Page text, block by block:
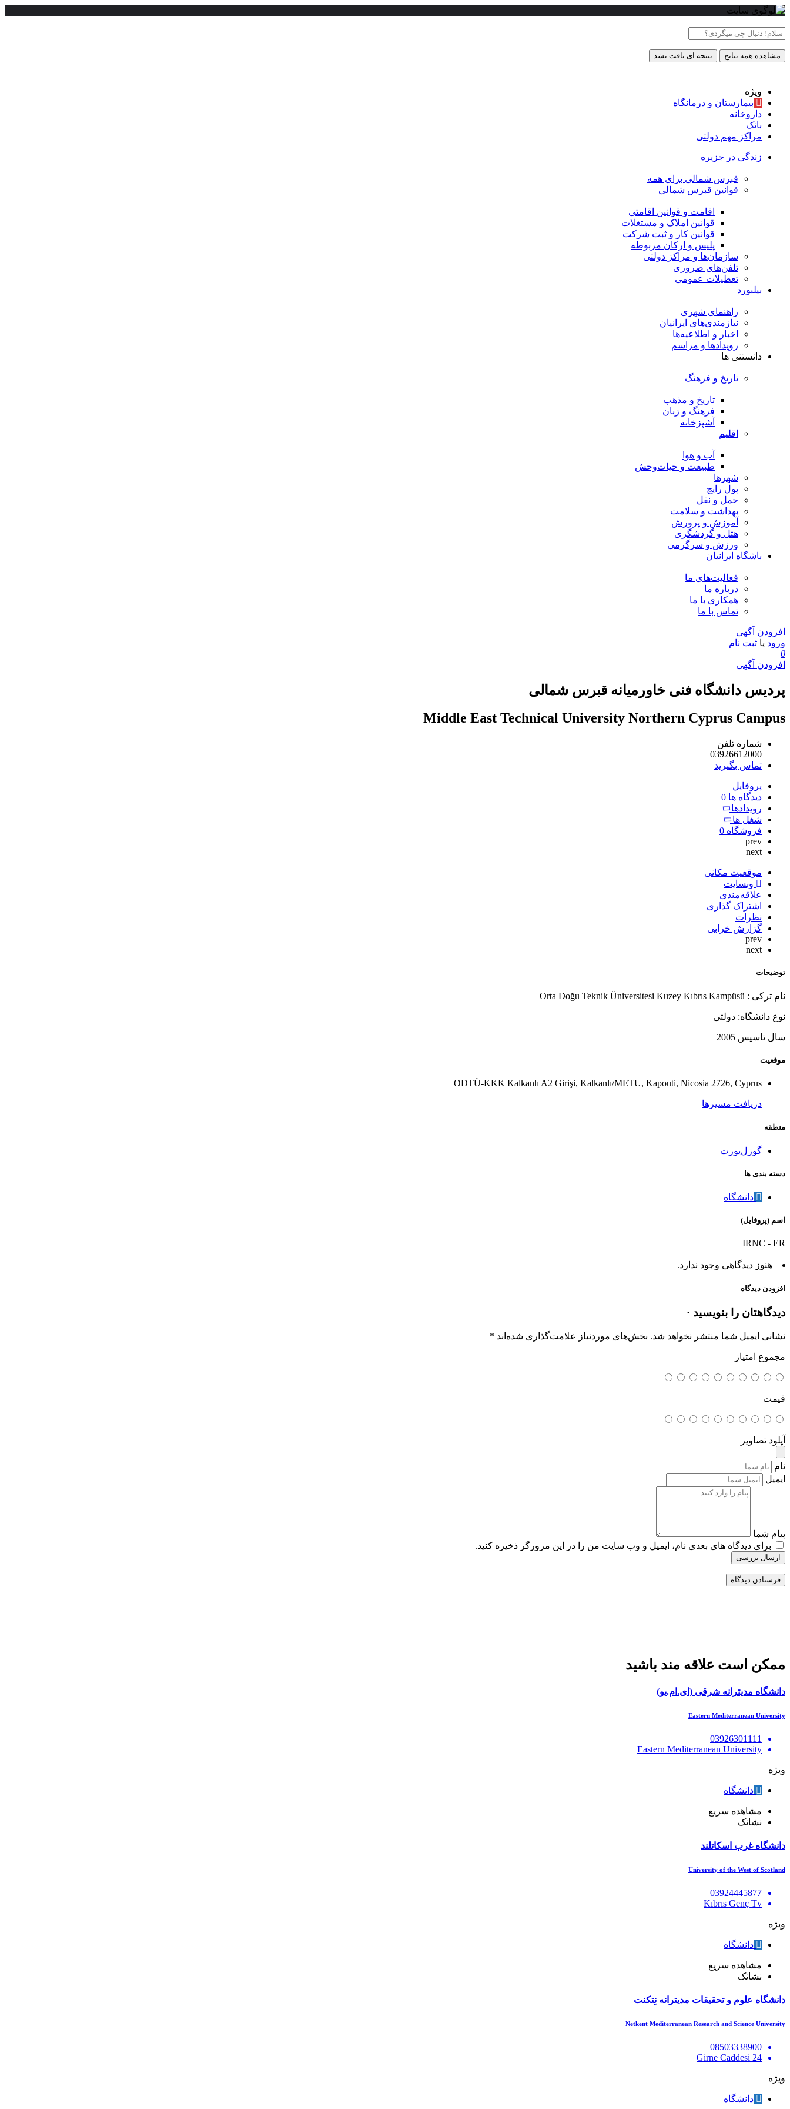
مشاهده همه نتایج نتیجه ای یافت نشد
ویژه
بیمارستان و درمانگاه
داروخانه
بانک
مراکز مهم دولتی
زندگی در جزیره
قبرس شمالی برای همه
قوانین قبرس شمالی
اقامت و قوانین اقامتی
قوانین املاک و مستغلات
قوانین کار و ثبت شرکت
پلیس و ارکان مربوطه
سازمان‌ها و مراکز دولتی
تلفن‌های ضروری
تعطیلات عمومی
بیلبورد
راهنمای شهری
نیازمندی‌های ایرانیان
اخبار و اطلاعیه‌ها
رویداد‌ها و مراسم
دانستنی ها
تاریخ و فرهنگ
تاریخ و مذهب
فرهنگ و زبان
آشپزخانه
اقلیم
آب و هوا
طبیعت و حیات‌وحش
شهرها
پول رایج
حمل و نقل
بهداشت و سلامت
آموزش و پرورش
هتل و گردشگری
ورزش و سرگرمی
باشگاه ایرانیان
فعالیت‌های ما
درباره ما
همکاری با ما
تماس با ما
افزودن آگهی
ورود یا ثبت نام
0
افزودن آگهی
پردیس دانشگاه فنی خاورمیانه قبرس شمالی
Middle East Technical University Northern Cyprus Campus
شماره تلفن
03926612000
تماس بگیرید
پروفایل
دیدگاه ها 0
رویدادها
شغل ها
فروشگاه 0
prev
next
موقعیت مکانی
وبسایت
علاقه‌مندی
اشتراک گذاری
نظرات
گزارش خرابی
prev
next
توضیحات
نام ترکی : Orta Doğu Teknik Üniversitesi Kuzey Kıbrıs Kampüsü
نوع دانشگاه: دولتی
سال تاسیس 2005
موقعیت
ODTÜ-KKK Kalkanlı A2 Girişi, Kalkanlı/METU, Kapouti, Nicosia 2726, Cyprus
دریافت مسیرها
منطقه
گوزل‌یورت
دسته بندی ها
دانشگاه
اسم (پروفایل)
IRNC - ER
هنوز دیدگاهی وجود ندارد.
افزودن دیدگاه
دیدگاهتان را بنویسید ·
نشانی ایمیل شما منتشر نخواهد شد. بخش‌های موردنیاز علامت‌گذاری شده‌اند *
مجموع امتیاز
قیمت
آپلود تصاویر
نام
ایمیل
پیام شما
برای دیدگاه های بعدی نام، ایمیل و وب سایت من را در این مرورگر ذخیره کنید.
ارسال بررسی
ممکن است علاقه مند باشید
دانشگاه مدیترانه شرقی (ای.ام.یو)
Eastern Mediterranean University
03926301111
Eastern Mediterranean University
ویژه
دانشگاه
مشاهده سریع
نشانک
دانشگاه غرب اسکاتلند
University of the West of Scotland
03924445877
Kıbrıs Genç Tv
ویژه
دانشگاه
مشاهده سریع
نشانک
دانشگاه علوم و تحقیقات مدیترانه نِتکنت
Netkent Mediterranean Research and Science University
08503338900
24 Girne Caddesi
ویژه
دانشگاه